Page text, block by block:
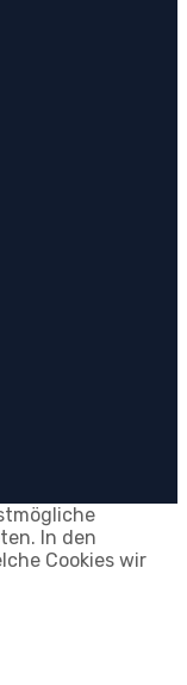
In den
Cookies wir